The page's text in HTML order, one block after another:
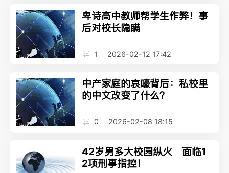
卑诗高中教师帮学生作弊！事
后对校长隐瞒
1 2026-02-12 17:42
中产家庭的哀嚎背后：私校里
的中文改变了什么？
0 2026-02-08 18:15
42岁男多大校园纵火 面临1
2项刑事指控！